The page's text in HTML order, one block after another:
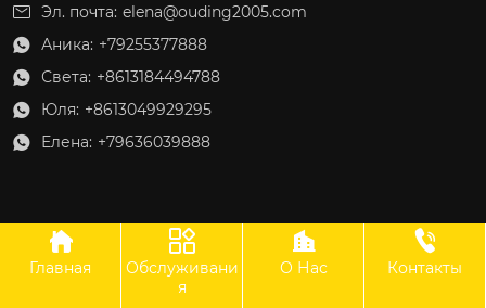
Эл. почта: elena@ouding2005.com
 Аника: +79255377888
 Света: +8613184494788
 Юля: +8613049929295
 Елена: +79636039888
ООО Оудин по управлению международными цепями поставок

Главная

Обслуживани
я

О Нас

Контакты